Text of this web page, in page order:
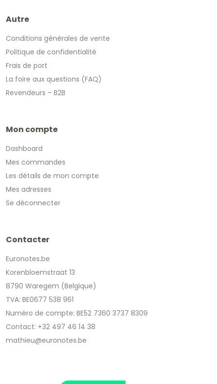
Autre
Conditions générales de vente
Politique de confidentialité
Frais de port
La foire aux questions (FAQ)
Revendeurs – B2B
Mon compte
Dashboard
Mes commandes
Les détails de mon compte
Mes adresses
Se déconnecter
Contacter
Euronotes.be
Korenbloemstraat 13
8790 Waregem (Belgique)
TVA: BE0677 538 961
Numéro de compte: BE52 7360 3737 8309
Contact: +32 497 46 14 38
mathieu@euronotes.be